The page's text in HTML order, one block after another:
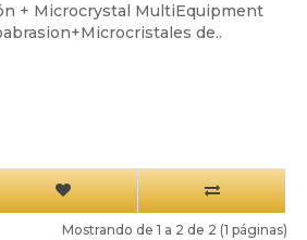
+ Microcrystal MultiEquipment
de..
Mostrando de 1 a 2 de 2 (1 páginas)